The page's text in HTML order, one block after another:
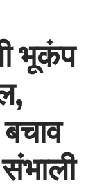
भूकंप
संभाली